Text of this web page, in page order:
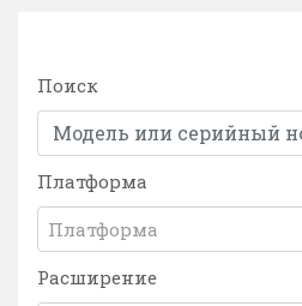
Поиск
Платформа
Платформа
Расширение